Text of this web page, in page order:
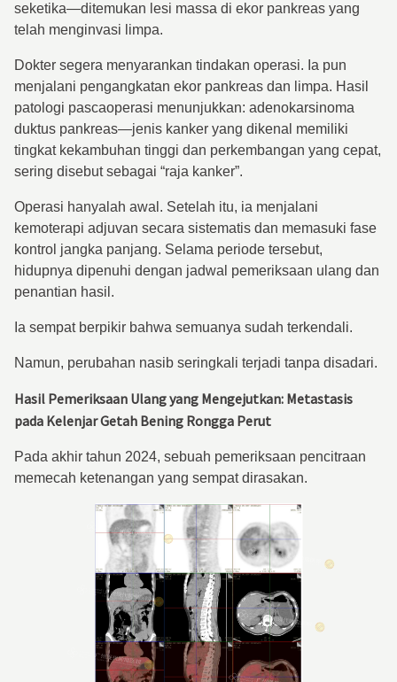
seketika—ditemukan lesi massa di ekor pankreas yang
telah menginvasi limpa.
Dokter segera menyarankan tindakan operasi. Ia pun
menjalani pengangkatan ekor pankreas dan limpa. Hasil
patologi pascaoperasi menunjukkan: adenokarsinoma
duktus pankreas—jenis kanker yang dikenal memiliki
tingkat kekambuhan tinggi dan perkembangan yang cepat,
sering disebut sebagai “raja kanker”.
Operasi hanyalah awal. Setelah itu, ia menjalani
kemoterapi adjuvan secara sistematis dan memasuki fase
kontrol jangka panjang. Selama periode tersebut,
hidupnya dipenuhi dengan jadwal pemeriksaan ulang dan
penantian hasil.
Ia sempat berpikir bahwa semuanya sudah terkendali.
Namun, perubahan nasib seringkali terjadi tanpa disadari.
Hasil Pemeriksaan Ulang yang Mengejutkan: Metastasis
pada Kelenjar Getah Bening Rongga Perut
Pada akhir tahun 2024, sebuah pemeriksaan pencitraan
memecah ketenangan yang sempat dirasakan.